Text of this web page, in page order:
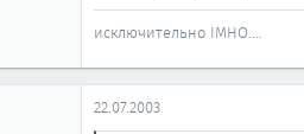
исключительно IMHO....
22.07.2003